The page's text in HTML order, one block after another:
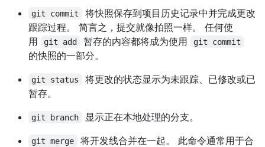
git commit
将快照保存到项目历史记录中并完成更改
跟踪过程。 简言之，提交就像拍照一样。 任何使
用
git add 暂存的内容都将成为使用 git commit
的快照的一部分。
git status
将更改的状态显示为未跟踪、已修改或已
暂存。
git branch 显示正在本地处理的分支。
git merge
将开发线合并在一起。 此命令通常用于合